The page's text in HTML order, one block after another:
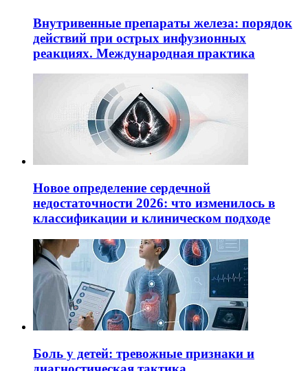
Внутривенные препараты железа: порядок
действий при острых инфузионных
реакциях. Международная практика
Новое определение сердечной
недостаточности 2026: что изменилось в
классификации и клиническом подходе
Боль у детей: тревожные признаки и